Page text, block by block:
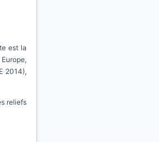
est la
2014),
reliefs